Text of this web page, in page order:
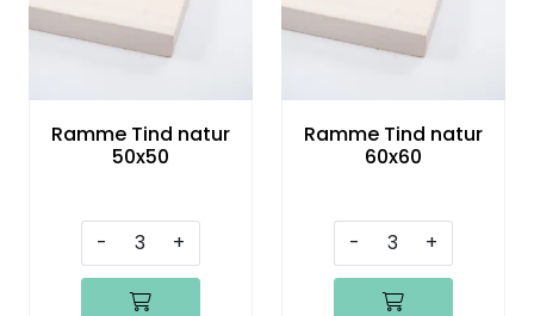
Ramme Tind natur
50x50
- +
Ramme Tind natur
60x60
- +